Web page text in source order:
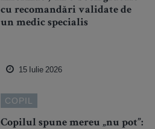
cu recomandări validate de
un medic specialis
15 Iulie 2026
COPIL
Copilul spune mereu „nu pot”: